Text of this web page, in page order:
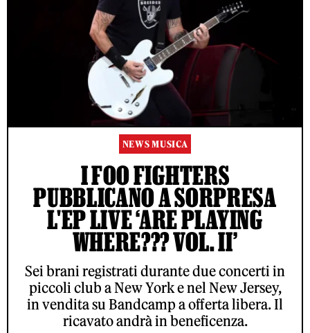
NEWS MUSICA
I FOO FIGHTERS
PUBBLICANO A SORPRESA
L'EP LIVE ‘ARE PLAYING
WHERE??? VOL. II’
Sei brani registrati durante due concerti in
piccoli club a New York e nel New Jersey,
in vendita su Bandcamp a offerta libera. Il
ricavato andrà in beneficenza.